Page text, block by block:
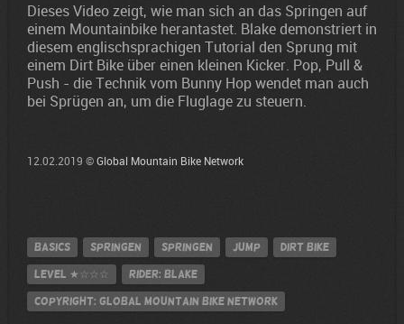
Dieses Video zeigt, wie man sich an das Springen auf
einem Mountainbike herantastet. Blake demonstriert in
diesem englischsprachigen Tutorial den Sprung mit
einem Dirt Bike über einen kleinen Kicker. Pop, Pull &
Push - die Technik vom Bunny Hop wendet man auch
bei Sprügen an, um die Fluglage zu steuern.
12.02.2019 © Global Mountain Bike Network
Basics Springen Springen jump Dirt Bike
Level ★☆☆☆ Rider: Blake
Copyright: Global Mountain Bike Network